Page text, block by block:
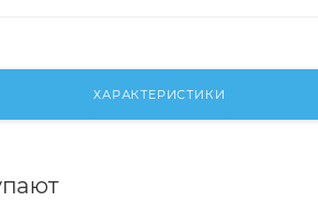
ХАРАКТЕРИСТИКИ